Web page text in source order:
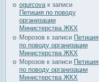
ogurcova к записи
Петиция по поводу
организации
Министерства ЖКХ
Морозов к записи Петиция
по поводу организации
Министерства ЖКХ
Морозов к записи Петиция
по поводу организации
Министерства ЖКХ